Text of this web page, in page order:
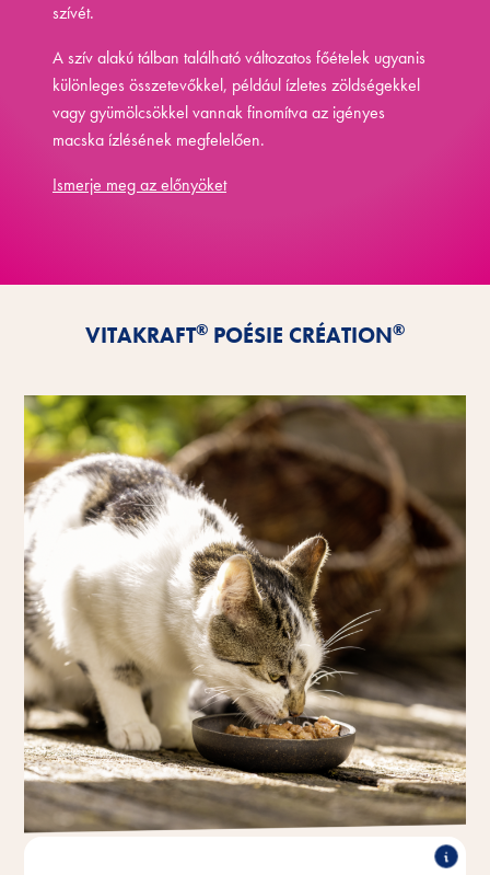
szívét.
A szív alakú tálban található változatos főételek ugyanis
különleges összetevőkkel, például ízletes zöldségekkel
vagy gyümölcsökkel vannak finomítva az igényes
macska ízlésének megfelelően.
Ismerje meg az előnyöket
VITAKRAFT® POÉSIE CRÉATION®